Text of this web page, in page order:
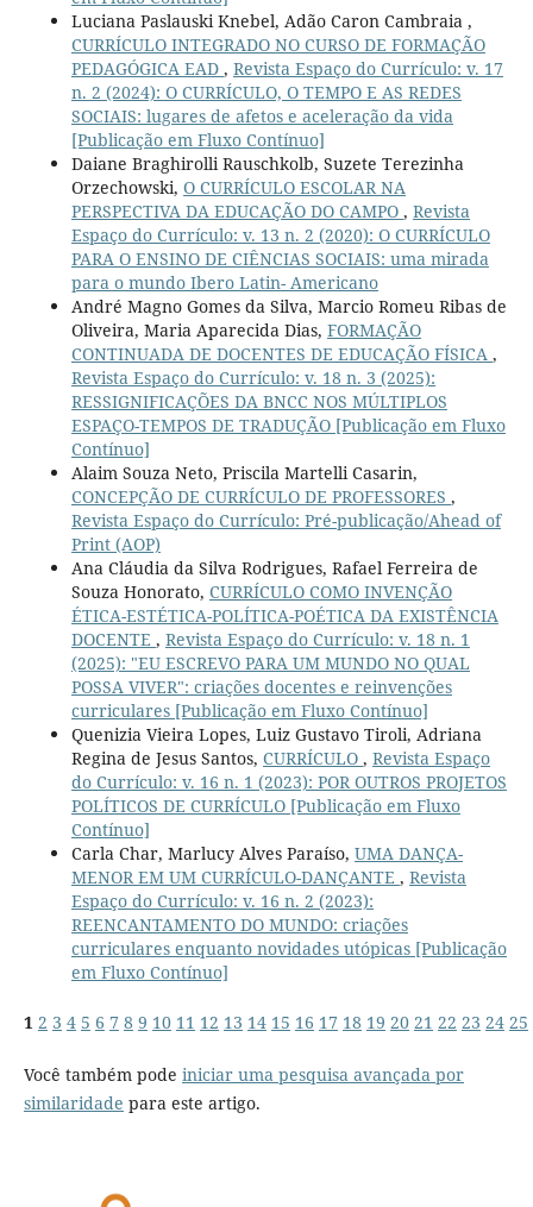
Luciana Paslauski Knebel, Adão Caron Cambraia ,
CURRÍCULO INTEGRADO NO CURSO DE FORMAÇÃO
PEDAGÓGICA EAD , Revista Espaço do Currículo: v. 17
n. 2 (2024): O CURRÍCULO, O TEMPO E AS REDES
SOCIAIS: lugares de afetos e aceleração da vida
[Publicação em Fluxo Contínuo]
Daiane Braghirolli Rauschkolb, Suzete Terezinha
Orzechowski, O CURRÍCULO ESCOLAR NA
PERSPECTIVA DA EDUCAÇÃO DO CAMPO , Revista
Espaço do Currículo: v. 13 n. 2 (2020): O CURRÍCULO
PARA O ENSINO DE CIÊNCIAS SOCIAIS: uma mirada
para o mundo Ibero Latin- Americano
André Magno Gomes da Silva, Marcio Romeu Ribas de
Oliveira, Maria Aparecida Dias, FORMAÇÃO
CONTINUADA DE DOCENTES DE EDUCAÇÃO FÍSICA ,
Revista Espaço do Currículo: v. 18 n. 3 (2025):
RESSIGNIFICAÇÕES DA BNCC NOS MÚLTIPLOS
ESPAÇO-TEMPOS DE TRADUÇÃO [Publicação em Fluxo
Contínuo]
Alaim Souza Neto, Priscila Martelli Casarin,
CONCEPÇÃO DE CURRÍCULO DE PROFESSORES ,
Revista Espaço do Currículo: Pré-publicação/Ahead of
Print (AOP)
Ana Cláudia da Silva Rodrigues, Rafael Ferreira de
Souza Honorato, CURRÍCULO COMO INVENÇÃO
ÉTICA-ESTÉTICA-POLÍTICA-POÉTICA DA EXISTÊNCIA
DOCENTE , Revista Espaço do Currículo: v. 18 n. 1
(2025): "EU ESCREVO PARA UM MUNDO NO QUAL
POSSA VIVER": criações docentes e reinvenções
curriculares [Publicação em Fluxo Contínuo]
Quenizia Vieira Lopes, Luiz Gustavo Tiroli, Adriana
Regina de Jesus Santos, CURRÍCULO , Revista Espaço
do Currículo: v. 16 n. 1 (2023): POR OUTROS PROJETOS
POLÍTICOS DE CURRÍCULO [Publicação em Fluxo
Contínuo]
Carla Char, Marlucy Alves Paraíso, UMA DANÇA-
MENOR EM UM CURRÍCULO-DANÇANTE , Revista
Espaço do Currículo: v. 16 n. 2 (2023):
REENCANTAMENTO DO MUNDO: criações
curriculares enquanto novidades utópicas [Publicação
em Fluxo Contínuo]
1 2 3 4 5 6 7 8 9 10 11 12 13 14 15 16 17 18 19 20 21 22 23 24 25
Você também pode iniciar uma pesquisa avançada por
similaridade para este artigo.